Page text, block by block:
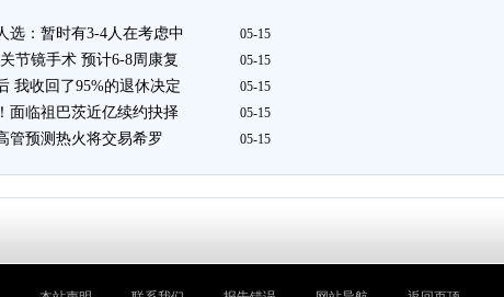
选：暂时有3-4人在考虑中 05-15
节镜手术 预计6-8周康复 05-15
我收回了95%的退休决定 05-15
面临祖巴茨近亿续约抉择 05-15
管预测热火将交易希罗 05-15